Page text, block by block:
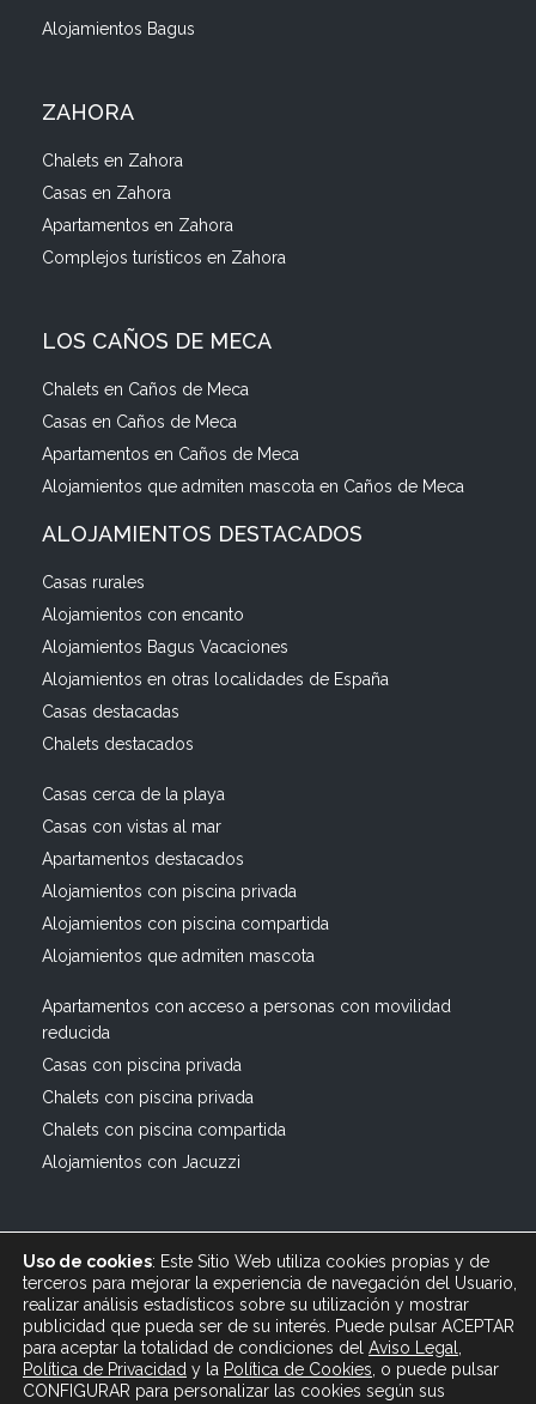
Alojamientos Bagus
ZAHORA
Chalets en Zahora
Casas en Zahora
Apartamentos en Zahora
Complejos turísticos en Zahora
LOS CAÑOS DE MECA
Chalets en Caños de Meca
Casas en Caños de Meca
Apartamentos en Caños de Meca
Alojamientos que admiten mascota en Caños de Meca
ALOJAMIENTOS DESTACADOS
Casas rurales
Alojamientos con encanto
Alojamientos Bagus Vacaciones
Alojamientos en otras localidades de España
Casas destacadas
Chalets destacados
Casas cerca de la playa
Casas con vistas al mar
Apartamentos destacados
Alojamientos con piscina privada
Alojamientos con piscina compartida
Alojamientos que admiten mascota
Apartamentos con acceso a personas con movilidad
reducida
Casas con piscina privada
Chalets con piscina privada
Chalets con piscina compartida
Alojamientos con Jacuzzi
© 2019 All rights reserved Bagus Vacaciones :: Alquiler
Turístico Vacacional en España, Andalucía, Cádiz ·
info@bagusvacaciones.es · Tel.: 610 89 35 05 · Diseño
Uso de cookies: Este Sitio Web utiliza cookies propias y de
terceros para mejorar la experiencia de navegación del Usuario,
realizar análisis estadísticos sobre su utilización y mostrar
publicidad que pueda ser de su interés. Puede pulsar ACEPTAR
para aceptar la totalidad de condiciones del Aviso Legal
Política de Privacidad y la Política de Cookies , o puede pulsar
CONFIGURAR para personalizar las cookies según sus